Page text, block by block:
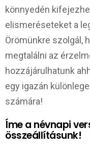
könnyedén
elismeréseteket a
Örömünkre szolgál,
megtalálni az
hozzájárulhatunk
egy igazán
számára!
Íme a névnapi
összeállításunk!